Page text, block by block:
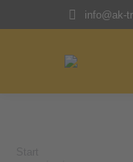
info@ak-